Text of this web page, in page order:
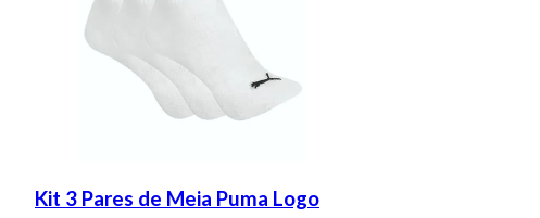
Kit 3 Pares de Meia Puma Logo